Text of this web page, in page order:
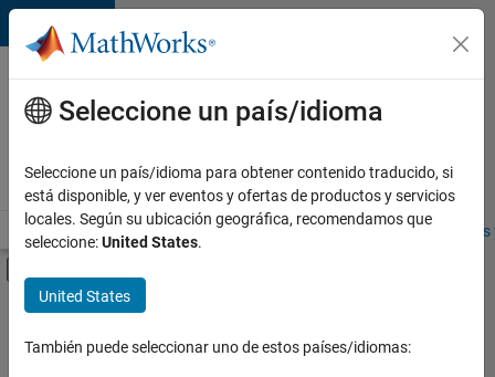
Saltar al contenido
Ofertas
de
empleo
MathWorks
Visión general Búsqueda de empleo Oficinas locales
Contenido principal
FILTRADO POR
Seleccione un país/idioma
Seleccione un país/idioma para obtener contenido traducido, si
está disponible, y ver eventos y ofertas de productos y servicios
locales. Según su ubicación geográfica, recomendamos que
seleccione:United States.
United States
También puede seleccionar uno de estos países/idiomas: